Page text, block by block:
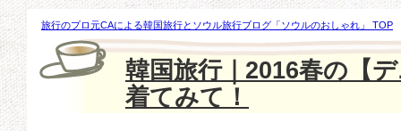
旅行のプロ元CAによる韓国旅行とソウル旅行ブログ「ソウルのおしゃれ」 TOP
【デニム】はこのように着てみて！
韓国旅行｜2016春の【
着てみて！